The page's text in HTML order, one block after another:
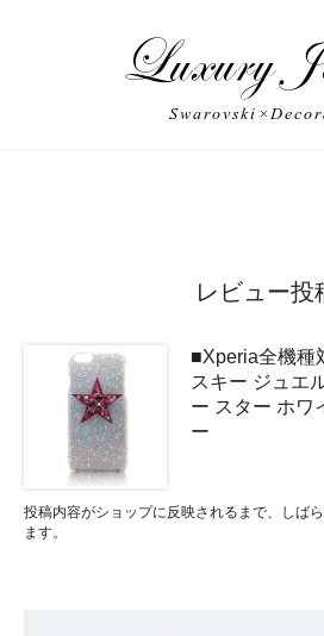
レビュー投
■Xperia全機種
スキー ジュエ
ー スター ホワ
ー
投稿内容がショップに反映されるまで、しば
ます。